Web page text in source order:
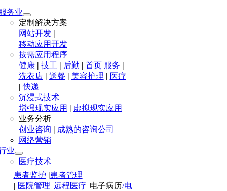
务业
定制解决方案
网站开发|
移动应用开发
按需应用程序
健康| 技工| 后勤 | 首页 服务 |
洗衣店 | 送餐 | 美容护理 | 医疗
|快递
沉浸式技术
增强现实应用 | 虚拟现实应用
业务分析
创业咨询 | 成熟的咨询公司
网络营销
业
医疗技术
患者监护 |患者管理
| 医院管理 |远程医疗 |电子病历/电